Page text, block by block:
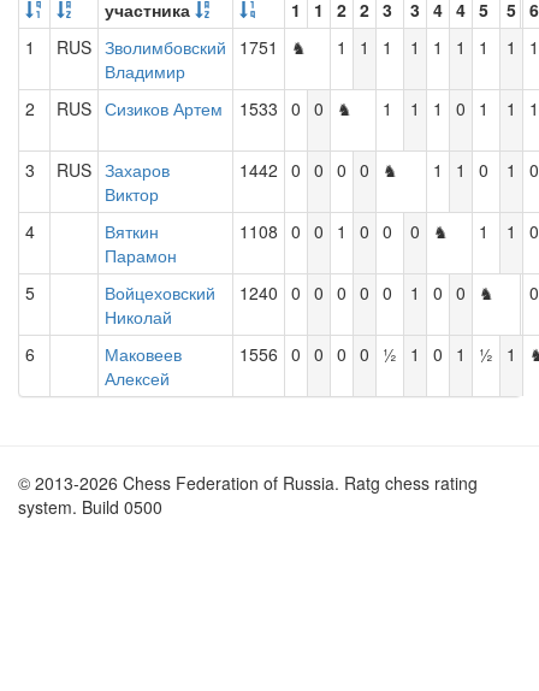
участника
1 1 2 2 3 3 4 4 5 5 6
1
RUS Зволимбовский
Владимир
1751 ♞ 1 1 1 1 1 1 1 1 1
2 RUS Сизиков Артем 1533 0 0 ♞ 1 1 1 0 1 1 1
3 RUS Захаров
Виктор
1442 0 0 0 0 ♞ 1 1 0 1 0
4
Вяткин
Парамон
1108 0 0 1 0 0 0 ♞ 1 1 0
5
Войцеховский
Николай
1240 0 0 0 0 0 1 0 0 ♞ 0
6
Маковеев
Алексей
1556 0 0 0 0 ½ 1 0 1 ½ 1
© 2013-2026 Chess Federation of Russia. Ratg chess rating
system. Build 0500